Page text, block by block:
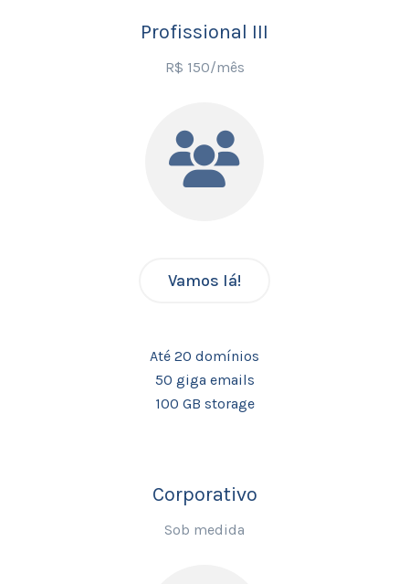
Profissional III
R$ 150/mês
Vamos lá!
Até 20 domínios
50 giga emails
100 GB storage
Corporativo
Sob medida